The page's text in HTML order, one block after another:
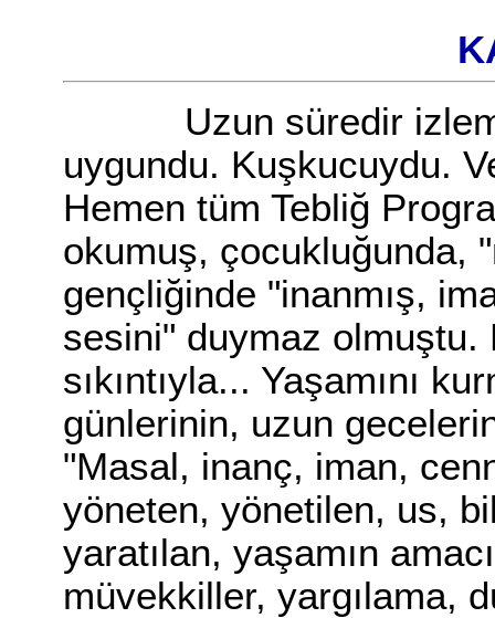
Uzun süredir
uygundu. Kuşkucuydu.
Hemen tüm Tebliğ
okumuş, çocukluğunda,
gençliğinde "inanmış,
sesini" duymaz olmuştu.
sıkıntıyla... Yaşamını
günlerinin, uzun
"Masal, inanç, iman,
yöneten, yönetilen, us,
yaratılan, yaşamın
müvekkiller, yargılama,